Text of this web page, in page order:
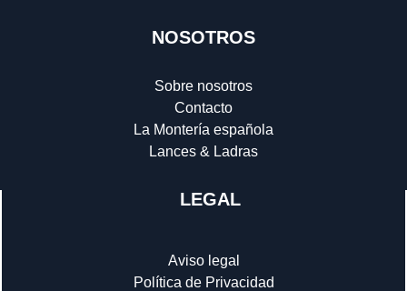
NOSOTROS
Sobre nosotros
Contacto
La Montería española
Lances & Ladras
LEGAL
Aviso legal
Política de Privacidad